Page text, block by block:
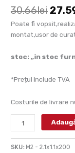
30.66lei
Poate fi
montat,usor de
stoc: „in stoc
*Prețul include TVA
Costurile de livrare
SKU: M2 - 2.1x1.1x200